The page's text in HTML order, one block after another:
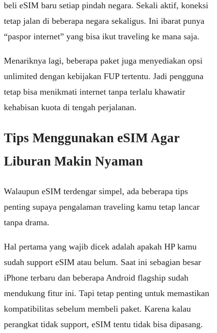
beli eSIM baru setiap pindah negara. Sekali aktif, koneksi
tetap jalan di beberapa negara sekaligus. Ini ibarat punya
“paspor internet” yang bisa ikut traveling ke mana saja.
Menariknya lagi, beberapa paket juga menyediakan opsi
unlimited dengan kebijakan FUP tertentu. Jadi pengguna
tetap bisa menikmati internet tanpa terlalu khawatir
kehabisan kuota di tengah perjalanan.
Tips Menggunakan eSIM Agar
Liburan Makin Nyaman
Walaupun eSIM terdengar simpel, ada beberapa tips
penting supaya pengalaman traveling kamu tetap lancar
tanpa drama.
Hal pertama yang wajib dicek adalah apakah HP kamu
sudah support eSIM atau belum. Saat ini sebagian besar
iPhone terbaru dan beberapa Android flagship sudah
mendukung fitur ini. Tapi tetap penting untuk memastikan
kompatibilitas sebelum membeli paket. Karena kalau
perangkat tidak support, eSIM tentu tidak bisa dipasang.